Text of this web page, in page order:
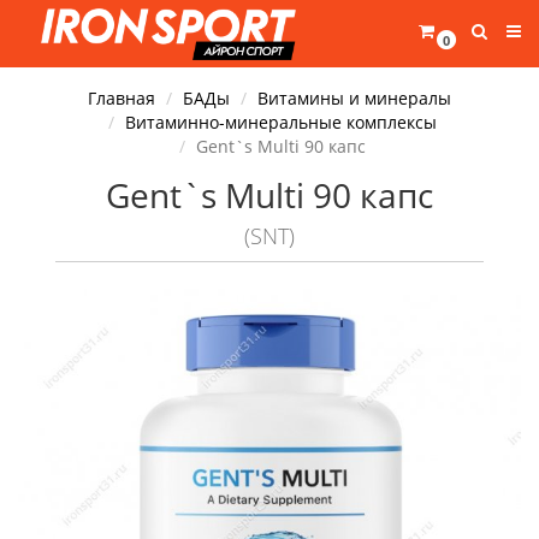
0
Главная БАДы
Витамины и минералы
Витаминно-минеральные комплексы
Gent`s Multi 90 капс
Gent`s Multi 90 капс
(SNT)